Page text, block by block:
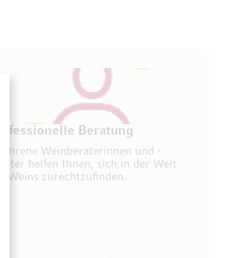
Beratung
Weinberaterinnen und -
helfen Ihnen, sich in der Welt
Weins zurechtzufinden.